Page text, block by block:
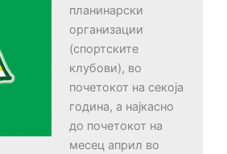
планинарски
организации
(спортските
клубови), во
почетокот на секоја
година, а најкасно
до почетокот на
месец април во